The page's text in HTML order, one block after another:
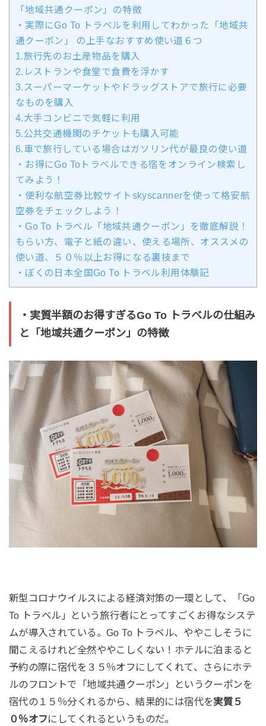
「地域共通クーポン」の特徴
・実際にGo To トラベルを利用してわかった「地域共
通クーポン」 の上手なおすすめ使い道６つ
1.旅行先のお土産物品を購入
2.レストランや食堂で食費を浮かす
3.スーパーマーケットやドラッグストアで旅行に必要
なものを購入
4.大手コンビニで気軽に利用
5.公共交通機関のチケットも購入可能
6.車で旅行している場合はガソリン代が最良の使い道
・お得にGo Toトラベルできる宿をオンライン検索し
てみよう！
・便利な航空券比較サイトskyscannerを使って格安航
空券をチェックしよう！
・Go To トラベル「地域共通クーポン」を徹底解説！
もらい方、電子と紙の違い、使える場所、オススメの
使い道、５０％以上お得になる裏技まで
・ぼくの日本全国Go To トラベル利用体験記
・実質半額のお得すぎるGo To トラベルの仕組み
と「地域共通クーポン」の特徴
新型コロナウイルスによる経済対策の一環として、「Go
To トラベル」という旅行者にとってすごくお得なシステ
ムが導入されている。Go To トラベル、ややこしそうに
聞こえるけれど全然ややこしくない！ホテルに泊まると
予約の際に宿代を３５％オフにしてくれて、さらにホテ
ルのフロントで「地域共通クーポン」というクーポンを
宿代の１５％分くれるから、結果的には宿代を実質５
０％オフにしてくれるというものだ。